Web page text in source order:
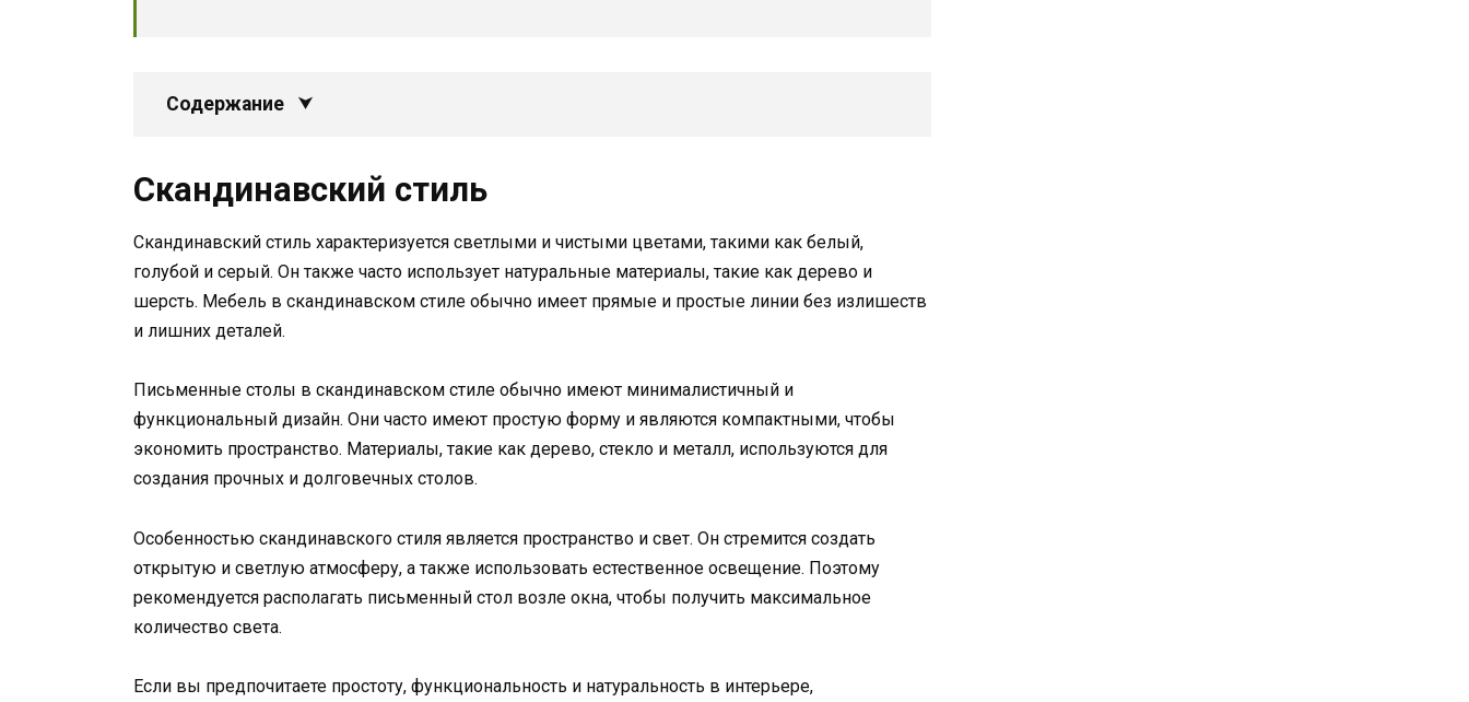
Содержание
Скандинавский стиль
Скандинавский стиль характеризуется светлыми и чистыми цветами, такими как белый,
голубой и серый. Он также часто использует натуральные материалы, такие как дерево и
шерсть. Мебель в скандинавском стиле обычно имеет прямые и простые линии без излишеств
и лишних деталей.
Письменные столы в скандинавском стиле обычно имеют минималистичный и
функциональный дизайн. Они часто имеют простую форму и являются компактными, чтобы
экономить пространство. Материалы, такие как дерево, стекло и металл, используются для
создания прочных и долговечных столов.
Особенностью скандинавского стиля является пространство и свет. Он стремится создать
открытую и светлую атмосферу, а также использовать естественное освещение. Поэтому
рекомендуется располагать письменный стол возле окна, чтобы получить максимальное
количество света.
Если вы предпочитаете простоту, функциональность и натуральность в интерьере,